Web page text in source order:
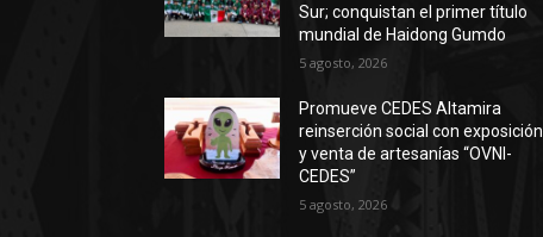
Sur; conquistan el primer título
mundial de Haidong Gumdo
5 agosto, 2026
Promueve CEDES Altamira
reinserción social con exposición
y venta de artesanías “OVNI-
CEDES”
5 agosto, 2026